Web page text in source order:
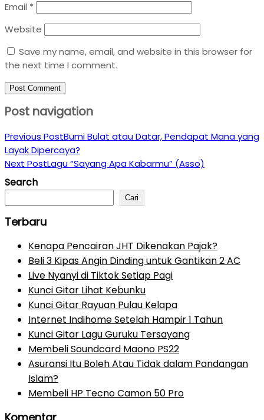
Email *
Website
Save my name, email, and website in this browser for
the next time I comment.
Post navigation
Previous PostBumi Bulat atau Datar, Pendapat Mana yang
Layak Dipercaya?
Next PostLagu “Sayang Apa Kabarmu” (Asso)
Search
Cari
Terbaru
Kenapa Pencairan JHT Dikenakan Pajak?
Beli 3 Kipas Angin Dinding untuk Gantikan 2 AC
Live Nyanyi di Tiktok Setiap Pagi
Kunci Gitar Lihat Kebunku
Kunci Gitar Rayuan Pulau Kelapa
Internet Indihome Setelah Hampir 1 Tahun
Kunci Gitar Lagu Guruku Tersayang
Membeli Soundcard Maono PS22
Asuransi Itu Boleh Atau Tidak dalam Pandangan
Islam?
Membeli HP Tecno Camon 50 Pro